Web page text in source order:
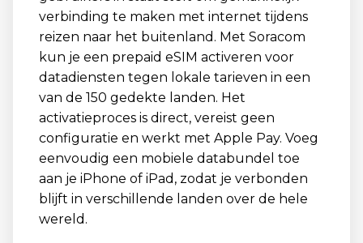
verbinding te maken met internet tijdens
reizen naar het buitenland. Met Soracom
kun je een prepaid eSIM activeren voor
datadiensten tegen lokale tarieven in een
van de 150 gedekte landen. Het
activatieproces is direct, vereist geen
configuratie en werkt met Apple Pay. Voeg
eenvoudig een mobiele databundel toe
aan je iPhone of iPad, zodat je verbonden
blijft in verschillende landen over de hele
wereld.